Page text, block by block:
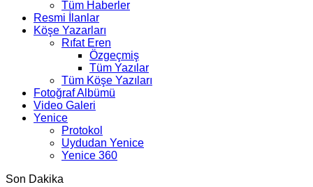
Tüm Haberler
Resmi İlanlar
Köşe Yazarları
Rıfat Eren
Özgeçmiş
Tüm Yazılar
Tüm Köşe Yazıları
Fotoğraf Albümü
Video Galeri
Yenice
Protokol
Uydudan Yenice
Yenice 360
Son Dakika